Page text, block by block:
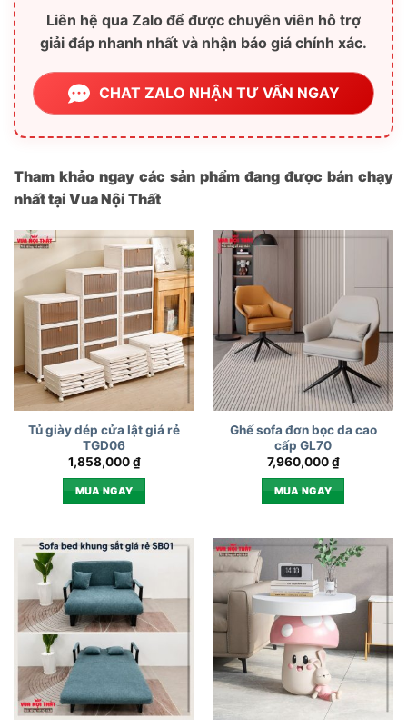
Liên hệ qua Zalo để được chuyên viên hỗ trợ
giải đáp nhanh nhất và nhận báo giá chính xác.
CHAT ZALO NHẬN TƯ VẤN NGAY
Tham khảo ngay các sản phẩm đang được bán chạy
nhất tại Vua Nội Thất
Tủ giày dép cửa lật giá rẻ
TGD06
1,858,000₫
MUA NGAY
Ghế sofa đơn bọc da cao
cấp GL70
7,960,000₫
MUA NGAY